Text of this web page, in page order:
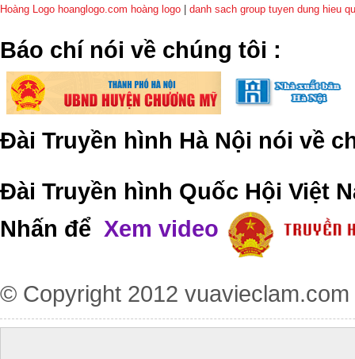
Hoàng Logo hoanglogo.com hoàng logo danh sach group tuyen dung hieu
​Báo chí nói về chúng tôi :
Đài Truyền hình Hà Nội nói về
Đài Truyền hình Quốc Hội Việt
Nhấn để Xem video
© Copyright 2012 vuavieclam.com